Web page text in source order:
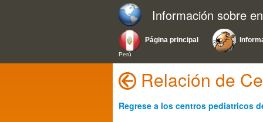
Información sobre
Página principal
Perú
Regrese a los centros pediatricos